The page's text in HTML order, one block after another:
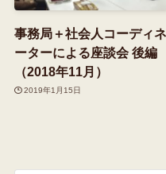
事務局＋社会人コーディネ
ーターによる座談会 後編
（2018年11月）
2019年1月15日